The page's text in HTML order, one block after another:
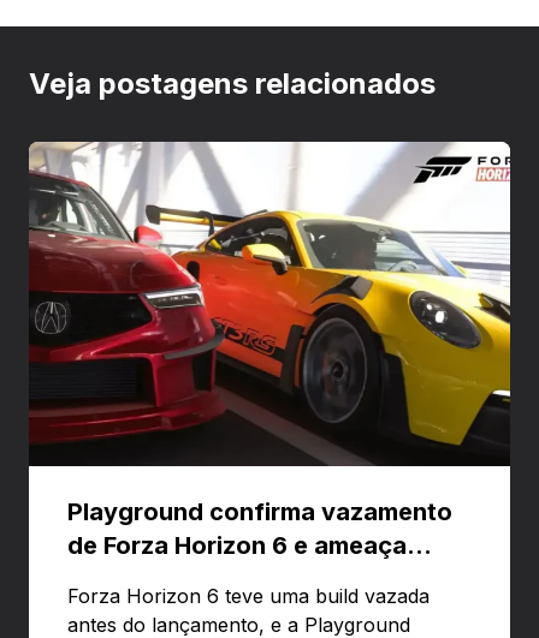
Veja postagens relacionados
Playground confirma vazamento
de Forza Horizon 6 e ameaça
Forza Horizon 6 teve uma build vazada
antes do lançamento, e a Playground